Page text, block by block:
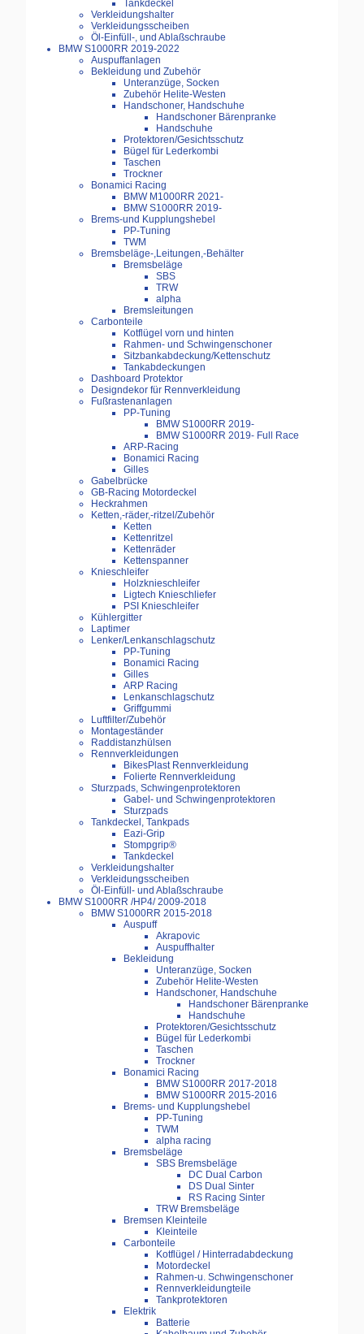
Tankdeckel
Verkleidungshalter
Verkleidungsscheiben
Öl-Einfüll-, und Ablaßschraube
BMW S1000RR 2019-2022
Auspuffanlagen
Bekleidung und Zubehör
Unteranzüge, Socken
Zubehör Helite-Westen
Handschoner, Handschuhe
Handschoner Bärenpranke
Handschuhe
Protektoren/Gesichtsschutz
Bügel für Lederkombi
Taschen
Trockner
Bonamici Racing
BMW M1000RR 2021-
BMW S1000RR 2019-
Brems-und Kupplungshebel
PP-Tuning
TWM
Bremsbeläge-,Leitungen,-Behälter
Bremsbeläge
SBS
TRW
alpha
Bremsleitungen
Carbonteile
Kotflügel vorn und hinten
Rahmen- und Schwingenschoner
Sitzbankabdeckung/Kettenschutz
Tankabdeckungen
Dashboard Protektor
Designdekor für Rennverkleidung
Fußrastenanlagen
PP-Tuning
BMW S1000RR 2019-
BMW S1000RR 2019- Full Race
ARP-Racing
Bonamici Racing
Gilles
Gabelbrücke
GB-Racing Motordeckel
Heckrahmen
Ketten,-räder,-ritzel/Zubehör
Ketten
Kettenritzel
Kettenräder
Kettenspanner
Knieschleifer
Holzknieschleifer
Ligtech Knieschliefer
PSI Knieschleifer
Kühlergitter
Laptimer
Lenker/Lenkanschlagschutz
PP-Tuning
Bonamici Racing
Gilles
ARP Racing
Lenkanschlagschutz
Griffgummi
Luftfilter/Zubehör
Montageständer
Raddistanzhülsen
Rennverkleidungen
BikesPlast Rennverkleidung
Folierte Rennverkleidung
Sturzpads, Schwingenprotektoren
Gabel- und Schwingenprotektoren
Sturzpads
Tankdeckel, Tankpads
Eazi-Grip
Stompgrip®
Tankdeckel
Verkleidungshalter
Verkleidungsscheiben
Öl-Einfüll- und Ablaßschraube
BMW S1000RR /HP4/ 2009-2018
BMW S1000RR 2015-2018
Auspuff
Akrapovic
Auspuffhalter
Bekleidung
Unteranzüge, Socken
Zubehör Helite-Westen
Handschoner, Handschuhe
Handschoner Bärenpranke
Handschuhe
Protektoren/Gesichtsschutz
Bügel für Lederkombi
Taschen
Trockner
Bonamici Racing
BMW S1000RR 2017-2018
BMW S1000RR 2015-2016
Brems- und Kupplungshebel
PP-Tuning
TWM
alpha racing
Bremsbeläge
SBS Bremsbeläge
DC Dual Carbon
DS Dual Sinter
RS Racing Sinter
TRW Bremsbeläge
Bremsen Kleinteile
Kleinteile
Carbonteile
Kotflügel / Hinterradabdeckung
Motordeckel
Rahmen-u. Schwingenschoner
Rennverkleidungteile
Tankprotektoren
Elektrik
Batterie